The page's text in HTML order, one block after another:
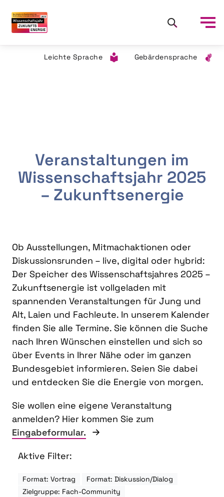
Leichte Sprache Gebärdensprache
Veranstaltungen im
Wissenschaftsjahr 2025
– Zukunftsenergie
Ob Ausstellungen, Mitmachaktionen oder
Diskussionsrunden – live, digital oder hybrid:
Der Speicher des Wissenschaftsjahres 2025 –
Zukunftsenergie ist vollgeladen mit
spannenden Veranstaltungen für Jung und
Alt, Laien und Fachleute. In unserem Kalender
finden Sie alle Termine. Sie können die Suche
nach Ihren Wünschen einstellen und sich so
über Events in Ihrer Nähe oder im ganzen
Bundesgebiet informieren. Seien Sie dabei
und entdecken Sie die Energie von morgen.
Sie wollen eine eigene Veranstaltung
anmelden? Hier kommen Sie zum
Eingabeformular.
Aktive Filter:
Format: Vortrag
Format: Diskussion/Dialog
Zielgruppe: Fach-Community